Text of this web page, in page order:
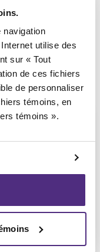
navigation
utilise des
sur « Tout
de ces fichiers
de personnaliser
témoins, en
témoins ».